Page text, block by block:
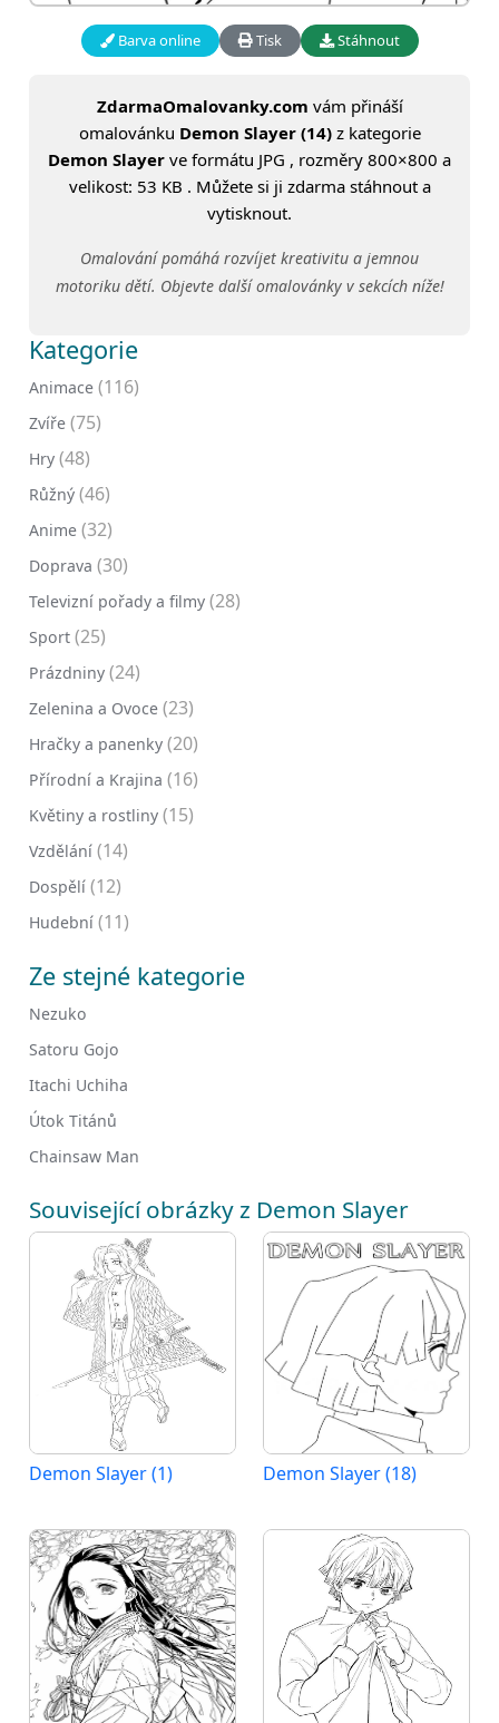
Barva online Tisk Stáhnout
ZdarmaOmalovanky.com vám přináší
omalovánku Demon Slayer (14)z kategorie
Demon Slayer ve formátu JPG , rozměry 800×800 a
velikost: 53 KB . Můžete si ji zdarma stáhnout a
vytisknout.
Omalování pomáhá rozvíjet kreativitu a jemnou
motoriku dětí. Objevte další omalovánky v sekcích níže!
Kategorie
Animace (116)
Zvíře (75)
Hry (48)
Růžný (46)
Anime (32)
Doprava (30)
Televizní pořady a filmy (28)
Sport (25)
Prázdniny (24)
Zelenina a Ovoce (23)
Hračky a panenky (20)
Přírodní a Krajina (16)
Květiny a rostliny (15)
Vzdělání (14)
Dospělí (12)
Hudební (11)
Ze stejné kategorie
Nezuko
Satoru Gojo
Itachi Uchiha
Útok Titánů
Chainsaw Man
Související obrázky z Demon Slayer
Demon Slayer (1) Demon Slayer (18)